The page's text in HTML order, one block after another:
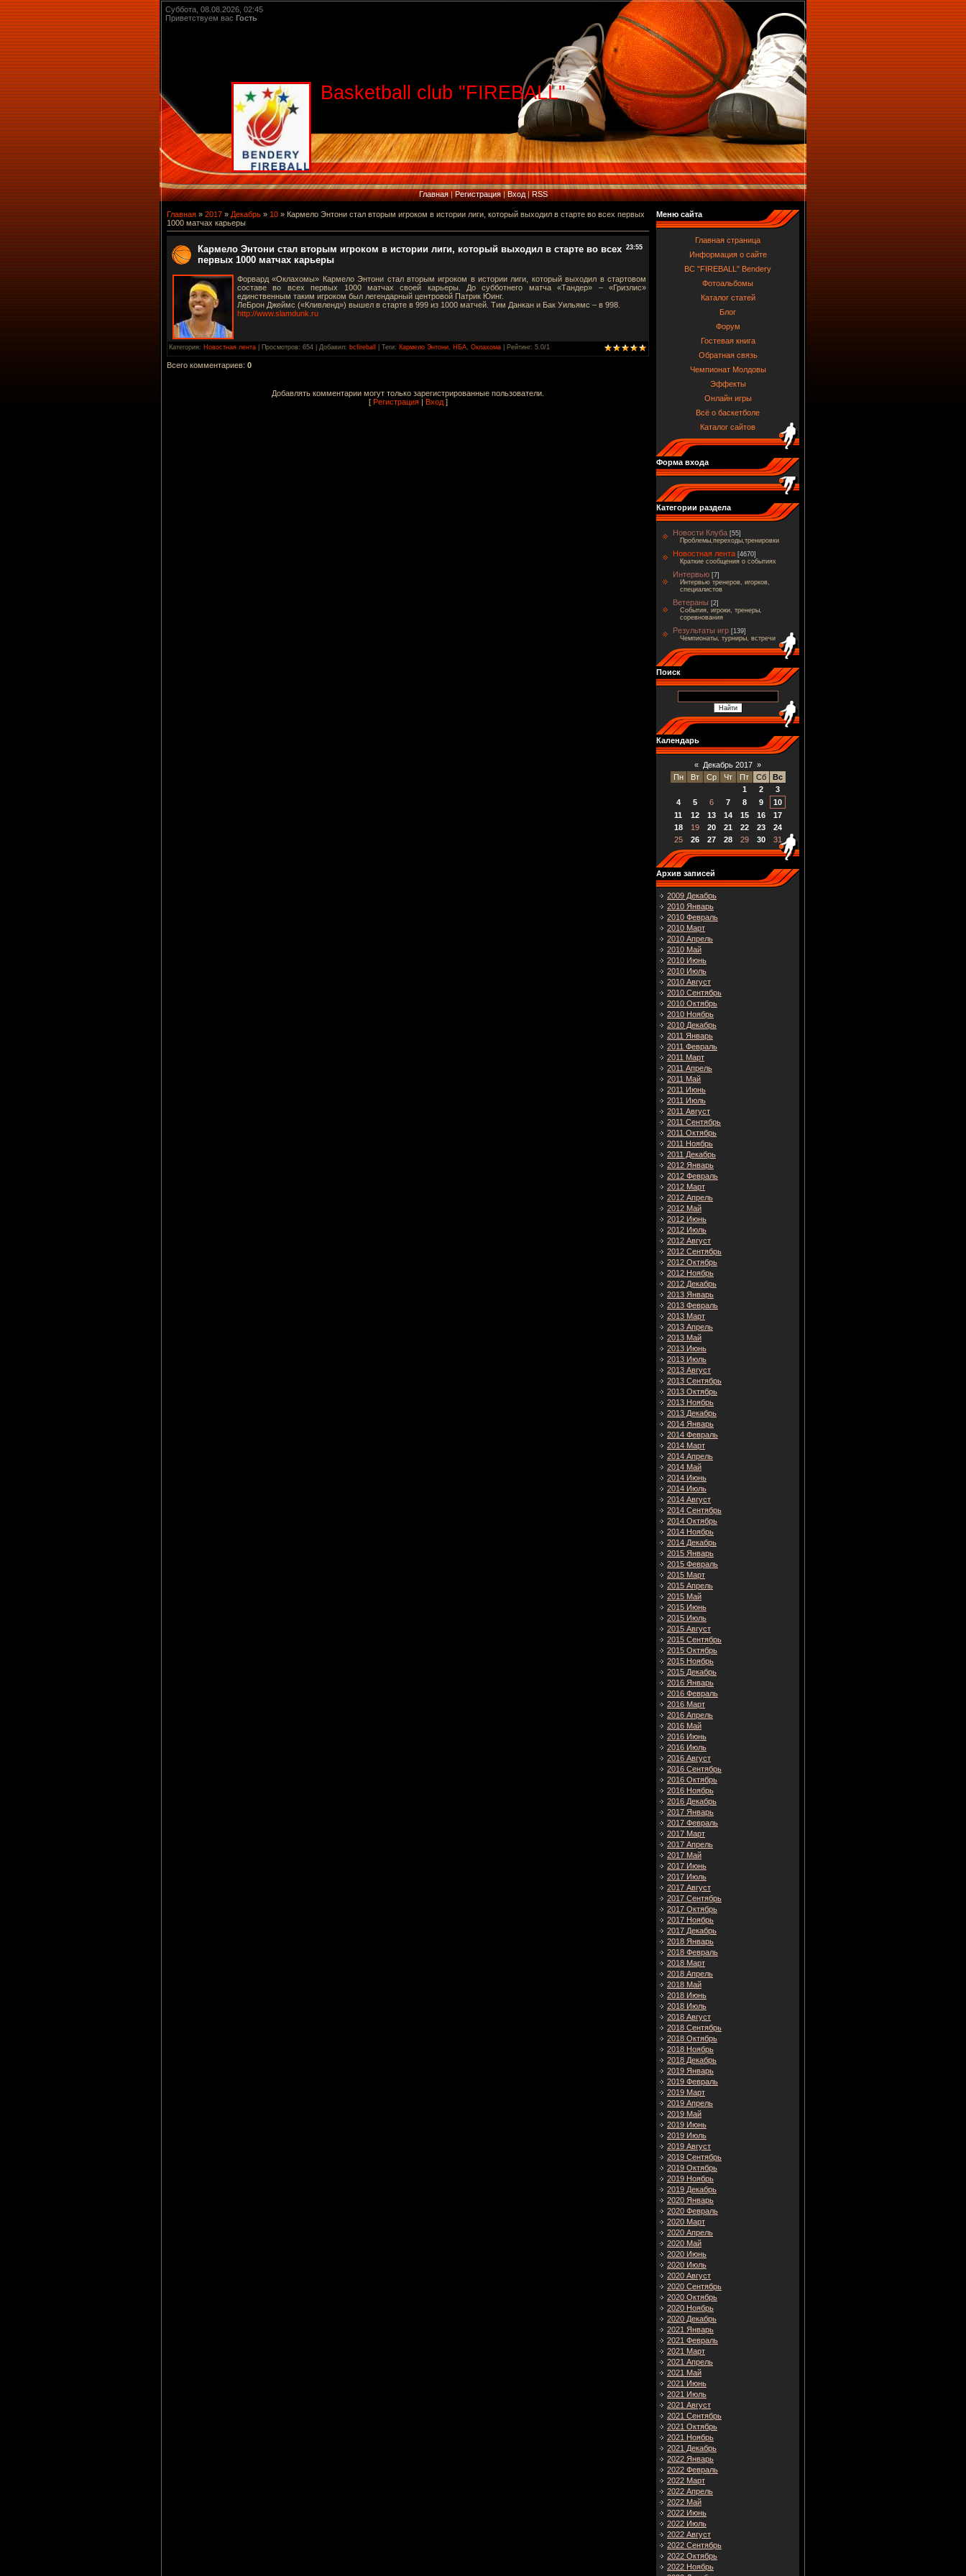
Суббота, 08.08.2026, 02:45
Приветствуем вас Гость
Basketball club "FIREBALL"
Главная|Регистрация|Вход|RSS
Главная » 2017 » Декабрь » 10 » Кармело Энтони стал вторым игроком в истории лиги, который выходил в старте во всех первых
1000 матчах карьеры
23:55
Кармело Энтони стал вторым игроком в истории лиги, который выходил в старте во всех
первых 1000 матчах карьеры
Форвард «Оклахомы» Кармело Энтони стал вторым игроком в истории лиги, который выходил в стартовом
составе во всех первых 1000 матчах своей карьеры. До субботнего матча «Тандер» – «Гризлис»
единственным таким игроком был легендарный центровой Патрик Юинг.
ЛеБрон Джеймс («Кливленд») вышел в старте в 999 из 1000 матчей. Тим Данкан и Бак Уильямс – в 998.
http://www.slamdunk.ru
Категория: Новостная лента Просмотров: 654 | Добавил: bcfireball Теги: Кармело Энтони НБА Оклахома Рейтинг: 5.0/1
Всего комментариев: 0
Добавлять комментарии могут только зарегистрированные пользователи.
[ Регистрация| Вход]
Меню сайта
Главная страница
Информация о сайте
BC "FIREBALL" Bendery
Фотоальбомы
Каталог статей
Блог
Форум
Гостевая книга
Обратная связь
Чемпионат Молдовы
Эффекты
Онлайн игры
Всё о баскетболе
Каталог сайтов
Форма входа
Категории раздела
Новости Клуба [55]
Проблемы,переходы,тренировки
Новостная лента [4670]
Краткие сообщения о событиях
Интервью [7]
Интервью тренеров, игорков,
специалистов
Ветераны [2]
События, игроки, тренеры,
соревнования
Результаты игр [139]
Чемпионаты, турниры, встречи
Поиск
Календарь
« Декабрь 2017 »
Пн
Вт Ср Чт Пт Сб
Вс
1
2
3
4
5 6 7 8 9
10
11
12 13 14 15 16
17
18
19 20 21 22 23
24
25
26 27 28 29 30 31
Архив записей
2009 Декабрь
2010 Январь
2010 Февраль
2010 Март
2010 Апрель
2010 Май
2010 Июнь
2010 Июль
2010 Август
2010 Сентябрь
2010 Октябрь
2010 Ноябрь
2010 Декабрь
2011 Январь
2011 Февраль
2011 Март
2011 Апрель
2011 Май
2011 Июнь
2011 Июль
2011 Август
2011 Сентябрь
2011 Октябрь
2011 Ноябрь
2011 Декабрь
2012 Январь
2012 Февраль
2012 Март
2012 Апрель
2012 Май
2012 Июнь
2012 Июль
2012 Август
2012 Сентябрь
2012 Октябрь
2012 Ноябрь
2012 Декабрь
2013 Январь
2013 Февраль
2013 Март
2013 Апрель
2013 Май
2013 Июнь
2013 Июль
2013 Август
2013 Сентябрь
2013 Октябрь
2013 Ноябрь
2013 Декабрь
2014 Январь
2014 Февраль
2014 Март
2014 Апрель
2014 Май
2014 Июнь
2014 Июль
2014 Август
2014 Сентябрь
2014 Октябрь
2014 Ноябрь
2014 Декабрь
2015 Январь
2015 Февраль
2015 Март
2015 Апрель
2015 Май
2015 Июнь
2015 Июль
2015 Август
2015 Сентябрь
2015 Октябрь
2015 Ноябрь
2015 Декабрь
2016 Январь
2016 Февраль
2016 Март
2016 Апрель
2016 Май
2016 Июнь
2016 Июль
2016 Август
2016 Сентябрь
2016 Октябрь
2016 Ноябрь
2016 Декабрь
2017 Январь
2017 Февраль
2017 Март
2017 Апрель
2017 Май
2017 Июнь
2017 Июль
2017 Август
2017 Сентябрь
2017 Октябрь
2017 Ноябрь
2017 Декабрь
2018 Январь
2018 Февраль
2018 Март
2018 Апрель
2018 Май
2018 Июнь
2018 Июль
2018 Август
2018 Сентябрь
2018 Октябрь
2018 Ноябрь
2018 Декабрь
2019 Январь
2019 Февраль
2019 Март
2019 Апрель
2019 Май
2019 Июнь
2019 Июль
2019 Август
2019 Сентябрь
2019 Октябрь
2019 Ноябрь
2019 Декабрь
2020 Январь
2020 Февраль
2020 Март
2020 Апрель
2020 Май
2020 Июнь
2020 Июль
2020 Август
2020 Сентябрь
2020 Октябрь
2020 Ноябрь
2020 Декабрь
2021 Январь
2021 Февраль
2021 Март
2021 Апрель
2021 Май
2021 Июнь
2021 Июль
2021 Август
2021 Сентябрь
2021 Октябрь
2021 Ноябрь
2021 Декабрь
2022 Январь
2022 Февраль
2022 Март
2022 Апрель
2022 Май
2022 Июнь
2022 Июль
2022 Август
2022 Сентябрь
2022 Октябрь
2022 Ноябрь